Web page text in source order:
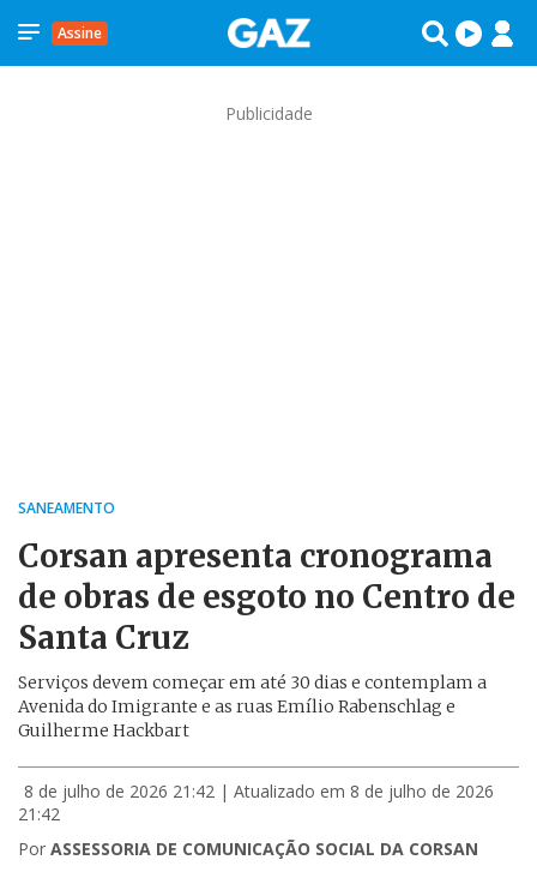
Assine
Publicidade
SANEAMENTO
Corsan apresenta cronograma
de obras de esgoto no Centro de
Santa Cruz
Serviços devem começar em até 30 dias e contemplam a
Avenida do Imigrante e as ruas Emílio Rabenschlag e
Guilherme Hackbart
8 de julho de 2026 21:42 | Atualizado em 8 de julho de 2026
21:42
Por ASSESSORIA DE COMUNICAÇÃO SOCIAL DA CORSAN